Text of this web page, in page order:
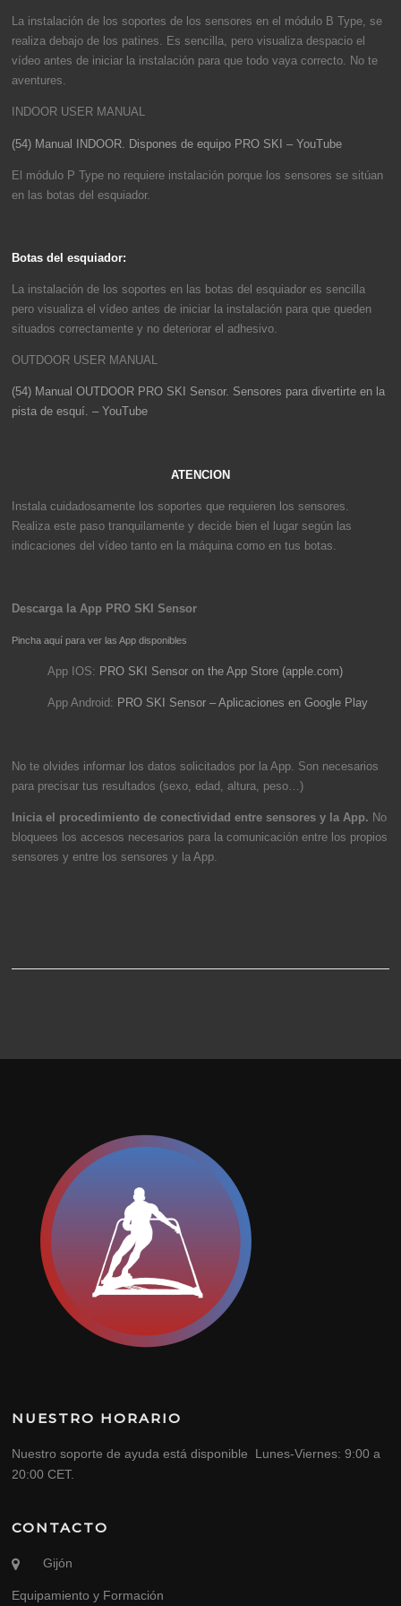
La instalación de los soportes de los sensores en el módulo B Type, se
realiza debajo de los patines. Es sencilla, pero visualiza despacio el
vídeo antes de iniciar la instalación para que todo vaya correcto. No te
aventures.
INDOOR USER MANUAL
(54) Manual INDOOR. Dispones de equipo PRO SKI – YouTube
El módulo P Type no requiere instalación porque los sensores se sitúan
en las botas del esquiador.
Botas del esquiador:
La instalación de los soportes en las botas del esquiador es sencilla
pero visualiza el vídeo antes de iniciar la instalación para que queden
situados correctamente y no deteriorar el adhesivo.
OUTDOOR USER MANUAL
(54) Manual OUTDOOR PRO SKI Sensor. Sensores para divertirte en la
pista de esquí. – YouTube
ATENCION
Instala cuidadosamente los soportes que requieren los sensores.
Realiza este paso tranquilamente y decide bien el lugar según las
indicaciones del vídeo tanto en la máquina como en tus botas.
Descarga la App PRO SKI Sensor
Pincha aquí para ver las App disponibles
App IOS: PRO SKI Sensor on the App Store (apple.com)
App Android: PRO SKI Sensor – Aplicaciones en Google Play
No te olvides informar los datos solicitados por la App. Son necesarios
para precisar tus resultados (sexo, edad, altura, peso…)
Inicia el procedimiento de conectividad entre sensores y la App. No
bloquees los accesos necesarios para la comunicación entre los propios
sensores y entre los sensores y la App.
NUESTRO HORARIO
Nuestro soporte de ayuda está disponible Lunes-Viernes: 9:00 a
20:00 CET.
CONTACTO
Gijón
Equipamiento y Formación